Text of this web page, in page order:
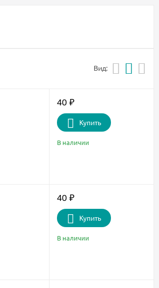
Вид:
40 ₽
Купить
В наличии
40 ₽
Купить
В наличии